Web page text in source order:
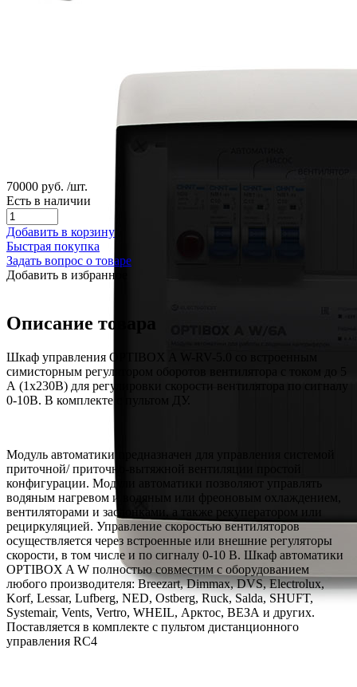
70000 руб. /шт.
Есть в наличии
Добавить в корзину
Быстрая покупка
Задать вопрос о товаре
Добавить в избранное
Описание товара
Шкаф управления OPTIBOX A W-RV-5.0 со встроенным
симисторным регулятором оборотов вентилятора с током до 5
А (1х230В) для регулировки скорости вентилятора по сигналу
0-10В. В комплекте с пультом ДУ.
Модуль автоматики предназначен для управления системой
приточной/ приточно-вытяжной вентиляции простой
конфигурации. Модули автоматики позволяют управлять
водяным нагревом и водяным или фреоновым охлаждением,
вентиляторами и заслонками, а также рекуператором или
рециркуляцией. Управление скоростью вентиляторов
осуществляется через встроенные или внешние регуляторы
скорости, в том числе и по сигналу 0-10 В. Шкаф автоматики
OPTIBOX A W полностью совместим с оборудованием
любого производителя: Breezart, Dimmax, DVS, Electrolux,
Korf, Lessar, Lufberg, NED, Ostberg, Ruck, Salda, SHUFT,
Systemair, Vents, Vertro, WHEIL, Арктос, ВЕЗА и других.
Поставляется в комплекте с пультом дистанционного
управления RC4